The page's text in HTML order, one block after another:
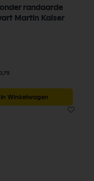
randaarde
Martin Kaiser
In Winkelwagen